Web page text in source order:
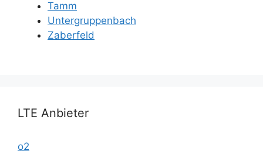
Tamm
Untergruppenbach
Zaberfeld
LTE Anbieter
o2